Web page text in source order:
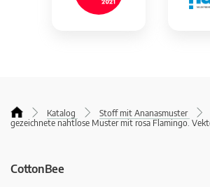
Katalog Stoff mit Ananasmuster
gezeichnete nahtlose Muster mit rosa Flamingo.
CottonBee